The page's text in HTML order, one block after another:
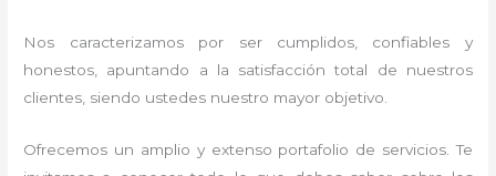
Nos caracterizamos por ser cumplidos, confiables y
honestos, apuntando a la satisfacción total de nuestros
clientes, siendo ustedes nuestro mayor objetivo.
Ofrecemos un amplio y extenso portafolio de servicios. Te